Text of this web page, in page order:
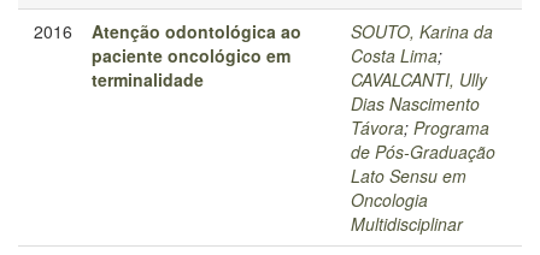
2016
Atenção odontológica ao
paciente oncológico em
terminalidade
SOUTO, Karina da
Costa Lima;
CAVALCANTI, Ully
Dias Nascimento
Távora; Programa
de Pós-Graduação
Lato Sensu em
Oncologia
Multidisciplinar